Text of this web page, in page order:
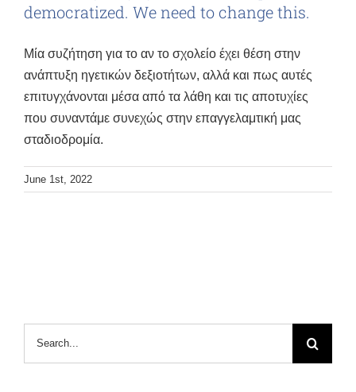
democratized. We need to change this.
Μία συζήτηση για το αν το σχολείο έχει θέση στην
ανάπτυξη ηγετικών δεξιοτήτων, αλλά και πως αυτές
επιτυγχάνονται μέσα από τα λάθη και τις αποτυχίες
που συναντάμε συνεχώς στην επαγγελαμτική μας
σταδιοδρομία.
June 1st, 2022